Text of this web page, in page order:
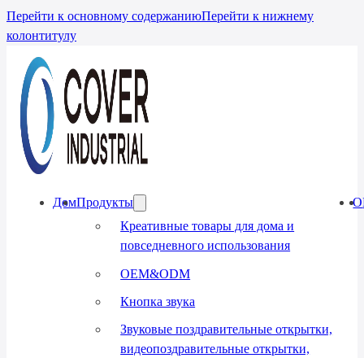
Перейти к основному содержаниюПерейти к нижнему
колонтитулу
ДомПродукты
Креативные товары для дома и
повседневного использования
OEM&ODM
Кнопка звука
Звуковые поздравительные открытки,
видеопоздравительные открытки,
О